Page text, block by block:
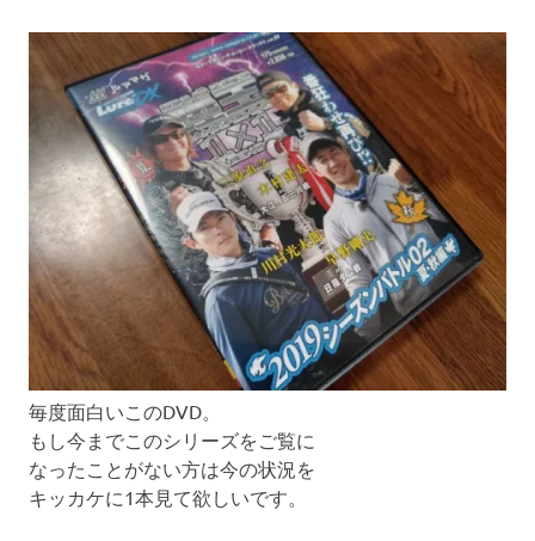
毎度面白いこのDVD。
もし今までこのシリーズをご覧に
なったことがない方は今の状況を
キッカケに1本見て欲しいです。